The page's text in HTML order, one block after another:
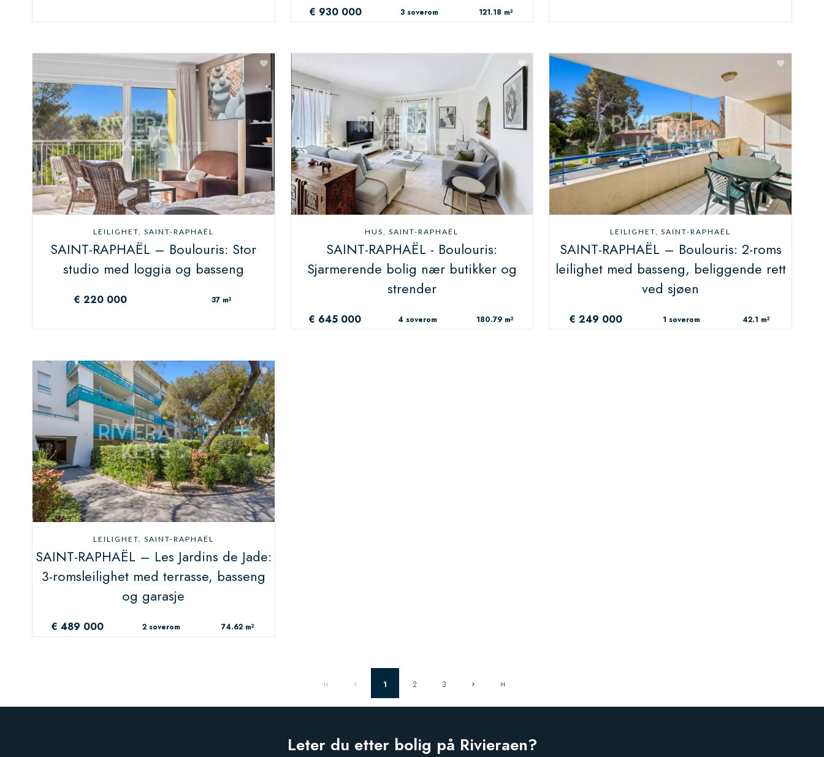
€ 930 000 3 soverom 121.18 m²
LEILIGHET, SAINT-RAPHAËL
SAINT-RAPHAËL – Boulouris: Stor
studio med loggia og basseng
€ 220 000 37 m²
HUS, SAINT-RAPHAËL
SAINT-RAPHAËL - Boulouris:
Sjarmerende bolig nær butikker og
strender
€ 645 000 4 soverom 180.79 m²
LEILIGHET, SAINT-RAPHAËL
SAINT-RAPHAËL – Boulouris: 2-roms
leilighet med basseng, beliggende rett
ved sjøen
€ 249 000 1 soverom 42.1 m²
LEILIGHET, SAINT-RAPHAËL
SAINT-RAPHAËL – Les Jardins de Jade:
3-romsleilighet med terrasse, basseng
og garasje
€ 489 000 2 soverom 74.62 m²
1 2 3
Leter du etter bolig på Rivieraen?